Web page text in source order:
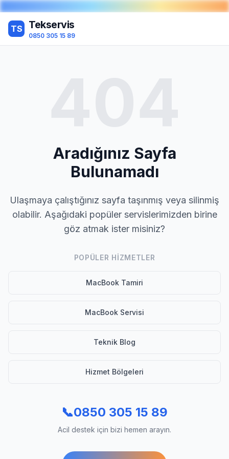
TS Tekservis
0850 305 15 89
Aradığınız Sayfa
Bulunamadı
Ulaşmaya çalıştığınız sayfa taşınmış veya silinmiş
olabilir. Aşağıdaki popüler servislerimizden birine
göz atmak ister misiniz?
POPÜLER HIZMETLER
MacBook Tamiri
MacBook Servisi
Teknik Blog
Hizmet Bölgeleri
📞0850 305 15 89
Acil destek için bizi hemen arayın.